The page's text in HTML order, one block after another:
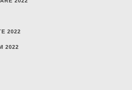
2022
2022